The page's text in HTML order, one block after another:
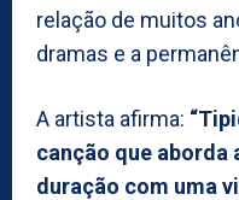
relação de muitos
dramas e a
A artista afirma:
canção que aborda
duração com uma